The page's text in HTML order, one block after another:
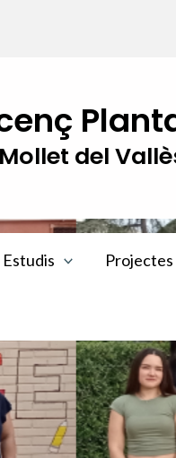
del
Estudis Projectes